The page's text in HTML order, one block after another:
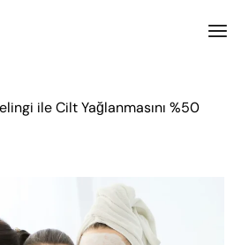
ile Cilt Yağlanmasını %50